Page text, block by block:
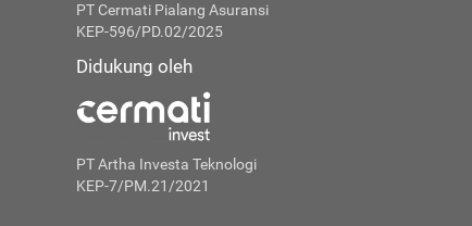
PT Cermati Pialang Asuransi
KEP-596/PD.02/2025
Didukung oleh
PT Artha Investa Teknologi
KEP-7/PM.21/2021